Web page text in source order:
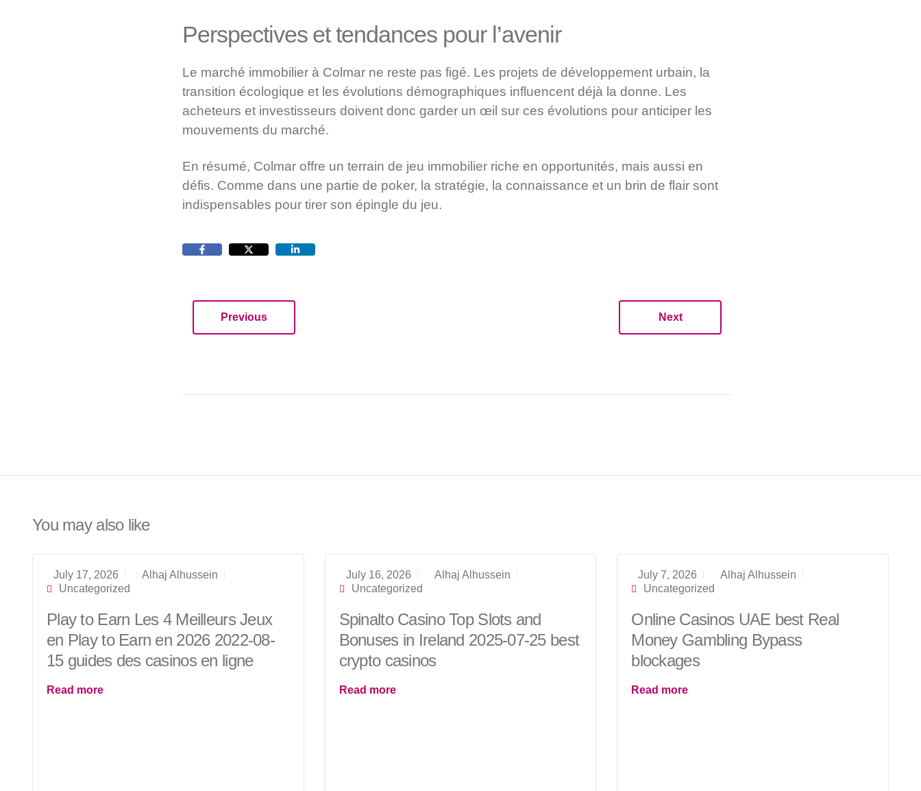
Perspectives et tendances pour l’avenir
Le marché immobilier à Colmar ne reste pas figé. Les projets de développement urbain, la
transition écologique et les évolutions démographiques influencent déjà la donne. Les
acheteurs et investisseurs doivent donc garder un œil sur ces évolutions pour anticiper les
mouvements du marché.
En résumé, Colmar offre un terrain de jeu immobilier riche en opportunités, mais aussi en
défis. Comme dans une partie de poker, la stratégie, la connaissance et un brin de flair sont
indispensables pour tirer son épingle du jeu.
Previous Next
You may also like
July 17, 2026
Alhaj Alhussein
Uncategorized
Play to Earn Les 4 Meilleurs Jeux
en Play to Earn en 2026 2022-08-
15 guides des casinos en ligne
Read more
July 16, 2026
Alhaj Alhussein
Uncategorized
Spinalto Casino Top Slots and
Bonuses in Ireland 2025-07-25 best
crypto casinos
Read more
July 7, 2026
Alhaj Alhussein
Uncategorized
Online Casinos UAE best Real
Money Gambling Bypass
blockages
Read more